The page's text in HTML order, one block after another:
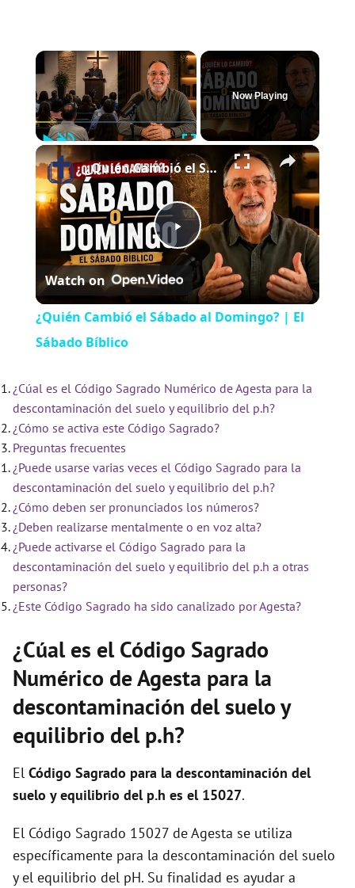
×
PlayUnmute Fullscreen
Now Playing
×
P
y
V
i
d
¿Quién Cambió el Sábado al Domingo? | El Sábado Bíblico
Watch on
¿Quién Cambió el Sábado al Domingo? | El
Sábado Bíblico
¿Cúal es el Código Sagrado Numérico de Agesta para la
descontaminación del suelo y equilibrio del p.h?
¿Cómo se activa este Código Sagrado?
Preguntas frecuentes
¿Puede usarse varias veces el Código Sagrado para la
descontaminación del suelo y equilibrio del p.h?
¿Cómo deben ser pronunciados los números?
¿Deben realizarse mentalmente o en voz alta?
¿Puede activarse el Código Sagrado para la
descontaminación del suelo y equilibrio del p.h a otras
personas?
¿Este Código Sagrado ha sido canalizado por Agesta?
¿Cúal es el Código Sagrado
Numérico de Agesta para la
descontaminación del suelo y
equilibrio del p.h?
El Código Sagrado para la descontaminación del
suelo y equilibrio del p.h es el 15027.
El Código Sagrado 15027 de Agesta se utiliza
específicamente para la descontaminación del suelo
y el equilibrio del pH. Su finalidad es ayudar a